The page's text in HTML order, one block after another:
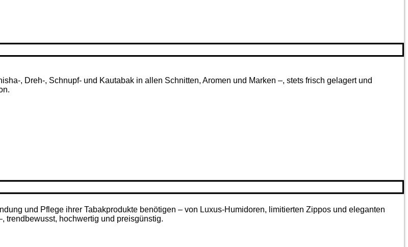
, Dreh-, Schnupf- und Kautabak in allen Schnitten, Aromen und Marken –, stets frisch gelagert und
und Pflege ihrer Tabakprodukte benötigen – von Luxus-Humidoren, limitierten Zippos und eleganten
trendbewusst, hochwertig und preisgünstig.